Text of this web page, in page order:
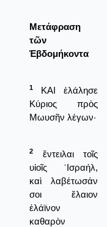
Μετάφραση
τῶν
Ἑβδομήκοντα
1
ΚΑΙ ἐλάλησε
Κύριος πρὸς
Μωυσῆν λέγων·
2
ἔντειλαι τοῖς
υἱοῖς ᾿Ισραήλ,
καὶ λαβέτωσάν
σοι ἔλαιον
ἐλάϊνον
καθαρὸν